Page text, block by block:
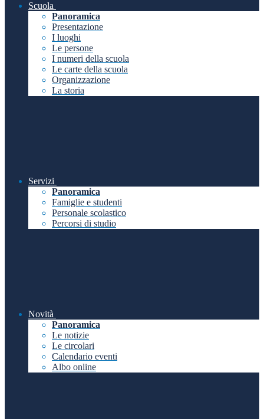
Scuola
Panoramica
Presentazione
I luoghi
Le persone
I numeri della scuola
Le carte della scuola
Organizzazione
La storia
Servizi
Panoramica
Famiglie e studenti
Personale scolastico
Percorsi di studio
Novità
Panoramica
Le notizie
Le circolari
Calendario eventi
Albo online